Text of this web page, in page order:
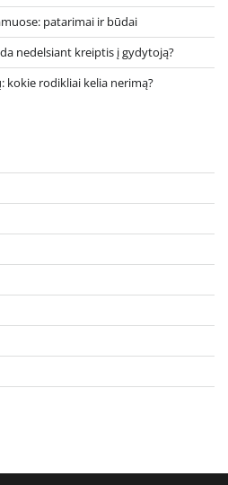
patarimai ir būdai
nedelsiant kreiptis į gydytoją?
kokie rodikliai kelia nerimą?